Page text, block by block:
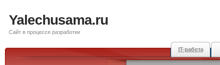
Yalechusama.ru
Сайт в процессе разработки
IT-работа